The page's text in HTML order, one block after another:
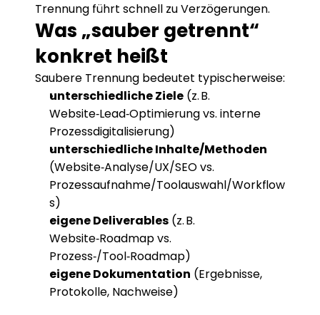
Trennung führt schnell zu Verzögerungen.
Was „sauber getrennt“
konkret heißt
Saubere Trennung bedeutet typischerweise:
unterschiedliche Ziele (z. B.
Website‑Lead‑Optimierung vs. interne
Prozessdigitalisierung)
unterschiedliche Inhalte/Methoden
(Website‑Analyse/UX/SEO vs.
Prozessaufnahme/Toolauswahl/Workflow
s)
eigene Deliverables (z. B.
Website‑Roadmap vs.
Prozess‑/Tool‑Roadmap)
eigene Dokumentation (Ergebnisse,
Protokolle, Nachweise)